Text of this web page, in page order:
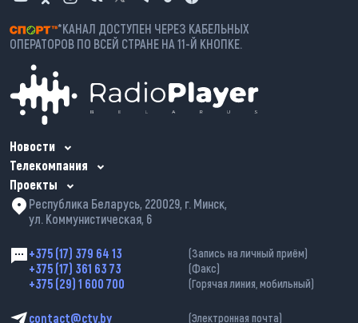
*КАНАЛ ДОСТУПЕН ЧЕРЕЗ КАБЕЛЬНЫХ
ОПЕРАТОРОВ ПО ВСЕЙ СТРАНЕ НА 11-Й КНОПКЕ.
Новости
Телекомпания
Проекты
Республика Беларусь, 220029, г. Минск,
ул. Коммунистическая, 6
+375 (17) 379 64 13 (Запись на личный приём)
+375 (17) 361 63 73 (Факс)
+375 (29) 1 600 700 (Горячая линия, мобильный)
contact@ctv.by (Электронная почта)